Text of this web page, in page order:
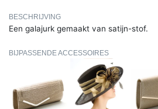
BESCHRIJVING
Een galajurk gemaakt van satijn-stof.
BIJPASSENDE ACCESSOIRES